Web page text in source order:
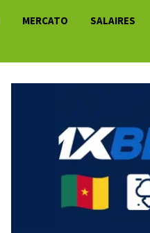
MERCATO
SALAIRES